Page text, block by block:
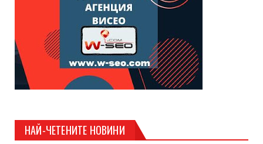
НАЙ-ЧЕТЕНИТЕ НОВИНИ